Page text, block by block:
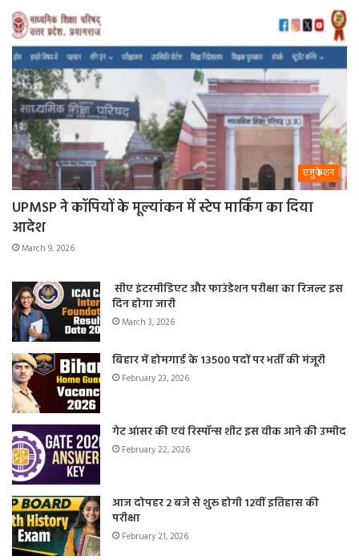
एजुकेशन
UPMSP ने कॉपियों के मूल्यांकन में स्टेप मार्किंग का दिया
आदेश
March 9, 2026
सीए इंटरमीडिएट और फाउंडेशन परीक्षा का रिजल्ट इस
दिन होगा जारी
March 3, 2026
बिहार में होमगार्ड के 13500 पदों पर भर्ती की मंजूरी
February 23, 2026
गेट आंसर की एवं रिस्पॉन्स शीट इस वीक आने की उम्मीद
February 22, 2026
आज दोपहर 2 बजे से शुरू होगी 12वीं इतिहास की
परीक्षा
February 21, 2026